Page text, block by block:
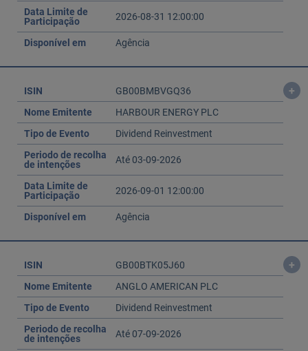
Data Limite de
Participação
2026-08-31 12:00:00
Disponível em Agência
ISIN GB00BMBVGQ36 +
Nome Emitente
HARBOUR ENERGY PLC
Tipo de Evento
Dividend Reinvestment
Periodo de recolha
de intenções
Até 03-09-2026
Data Limite de
Participação
2026-09-01 12:00:00
Disponível em Agência
ISIN GB00BTK05J60 +
Nome Emitente
ANGLO AMERICAN PLC
Tipo de Evento
Dividend Reinvestment
Periodo de recolha
de intenções
Até 07-09-2026